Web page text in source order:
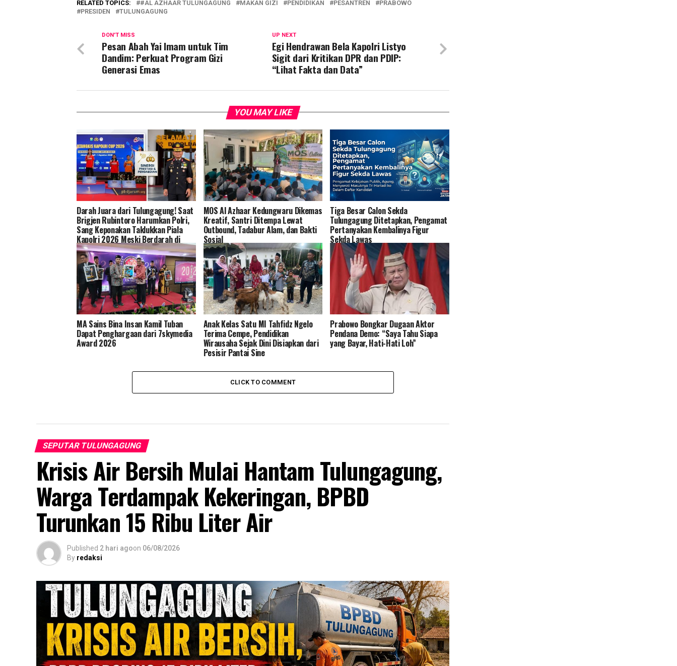
RELATED TOPICS: #AL AZHAAR TULUNGAGUNG MAKAN GIZI PENDIDIKAN PESANTREN
PRABOWO
PRESIDEN
TULUNGAGUNG
UP NEXT
Egi Hendrawan Bela Kapolri Listyo
Sigit dari Kritikan DPR dan PDIP:
“Lihat Fakta dan Data”
DON'T MISS
Pesan Abah Yai Imam untuk Tim
Dandim: Perkuat Program Gizi
Generasi Emas
YOU MAY LIKE
Darah Juara dari Tulungagung! Saat
Brigjen Rubintoro Harumkan Polri,
Sang Keponakan Taklukkan Piala
Kapolri 2026 Meski Berdarah di
Lapangan
MOS Al Azhaar Kedungwaru Dikemas
Kreatif, Santri Ditempa Lewat
Outbound, Tadabur Alam, dan Bakti
Sosial
Tiga Besar Calon Sekda
Tulungagung Ditetapkan, Pengamat
Pertanyakan Kembalinya Figur
Sekda Lawas
MA Sains Bina Insan Kamil Tuban
Dapat Penghargaan dari 7skymedia
Award 2026
Anak Kelas Satu MI Tahfidz Ngelo
Terima Cempe, Pendidikan
Wirausaha Sejak Dini Disiapkan dari
Pesisir Pantai Sine
Prabowo Bongkar Dugaan Aktor
Pendana Demo: “Saya Tahu Siapa
yang Bayar, Hati-Hati Loh”
CLICK TO COMMENT
SEPUTAR TULUNGAGUNG
Krisis Air Bersih Mulai Hantam Tulungagung,
Warga Terdampak Kekeringan, BPBD
Turunkan 15 Ribu Liter Air
Published 2 hari agoon 06/08/2026
By redaksi